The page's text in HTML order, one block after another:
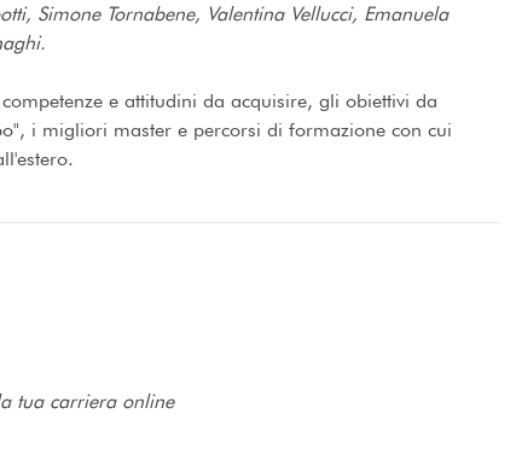
Simone Tornabene, Valentina Vellucci, Emanuela
e attitudini da acquisire, gli obiettivi da
i migliori master e percorsi di formazione con cui
tua carriera online